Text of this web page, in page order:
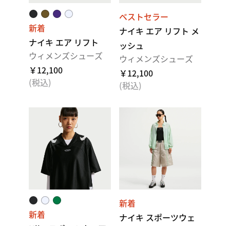
新着
ナイキ エア リフト
ウィメンズシューズ
￥12,100
(税込)
ベストセラー
ナイキ エア リフト メ
ッシュ
ウィメンズシューズ
￥12,100
(税込)
新着
新着
ナイキ スポーツウェ